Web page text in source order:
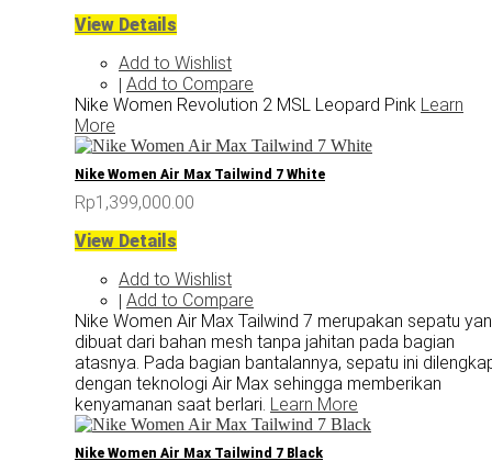
View Details
Add to Wishlist
| Add to Compare
Nike Women Revolution 2 MSL Leopard Pink Learn
More
Nike Women Air Max Tailwind 7 White
Rp1,399,000.00
View Details
Add to Wishlist
Add to Compare
Nike Women Air Max Tailwind 7 merupakan sepatu
dibuat dari bahan mesh tanpa jahitan pada bagian
atasnya. Pada bagian bantalannya, sepatu ini
dengan teknologi Air Max sehingga memberikan
kenyamanan saat berlari. Learn More
Nike Women Air Max Tailwind 7 Black